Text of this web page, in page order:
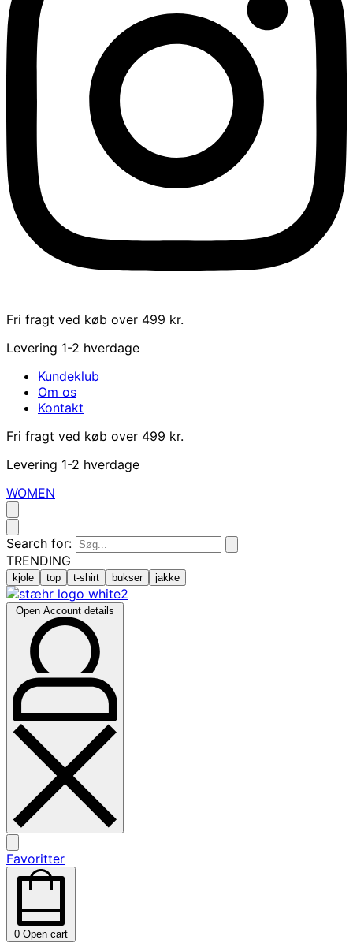
Fri fragt ved køb over 499 kr.
Levering 1-2 hverdage
Kundeklub
Om os
Kontakt
Fri fragt ved køb over 499 kr.
Levering 1-2 hverdage
WOMEN
Search for:
TRENDING
kjole top t-shirt bukser jakke
Open Account details
Favoritter
0 Open cart